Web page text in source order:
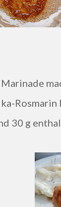
30 g